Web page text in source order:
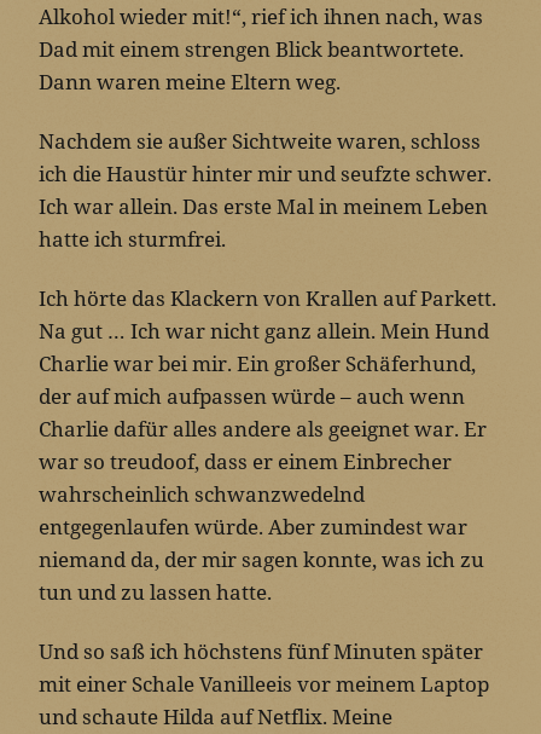
Alkohol wieder mit!“, rief ich ihnen nach, was
Dad mit einem strengen Blick beantwortete.
Dann waren meine Eltern weg.
Nachdem sie außer Sichtweite waren, schloss
ich die Haustür hinter mir und seufzte schwer.
Ich war allein. Das erste Mal in meinem Leben
hatte ich sturmfrei.
Ich hörte das Klackern von Krallen auf Parkett.
Na gut … Ich war nicht ganz allein. Mein Hund
Charlie war bei mir. Ein großer Schäferhund,
der auf mich aufpassen würde – auch wenn
Charlie dafür alles andere als geeignet war. Er
war so treudoof, dass er einem Einbrecher
wahrscheinlich schwanzwedelnd
entgegenlaufen würde. Aber zumindest war
niemand da, der mir sagen konnte, was ich zu
tun und zu lassen hatte.
Und so saß ich höchstens fünf Minuten später
mit einer Schale Vanilleeis vor meinem Laptop
und schaute Hilda auf Netflix. Meine